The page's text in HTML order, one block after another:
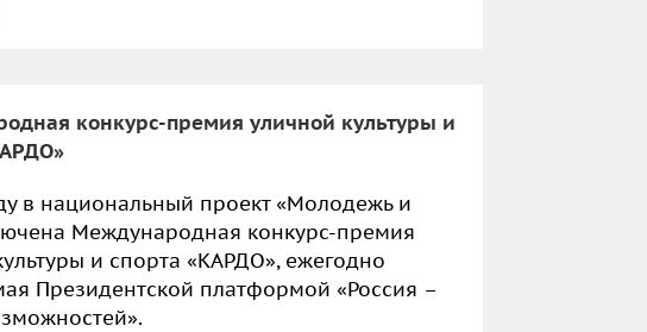
конкурс-премия уличной культуры и
в национальный проект «Молодежь и
Международная конкурс-премия
и спорта «КАРДО», ежегодно
Президентской платформой «Россия –